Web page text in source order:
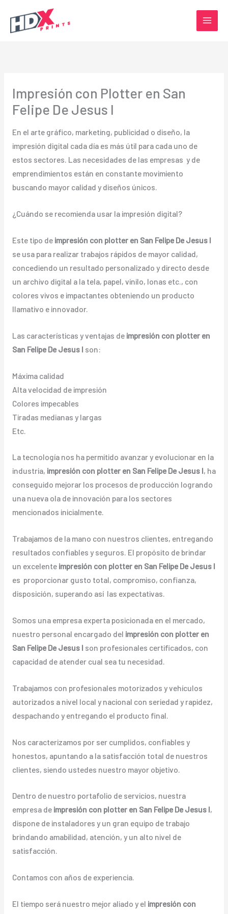
contenido
Impresión con Plotter en San
Felipe De Jesus I
En el arte gráfico, marketing, publicidad o diseño, la
impresión digital cada día es más útil para cada uno de
estos sectores. Las necesidades de las empresas y de
emprendimientos están en constante movimiento
buscando mayor calidad y diseños únicos.
¿Cuándo se recomienda usar la impresión digital?
Este tipo de impresión con plotter en San Felipe De Jesus I
se usa para realizar trabajos rápidos de mayor calidad,
concediendo un resultado personalizado y directo desde
un archivo digital a la tela, papel, vinilo, lonas etc., con
colores vivos e impactantes obteniendo un producto
llamativo e innovador.
Las características y ventajas de impresión con plotter en
San Felipe De Jesus I son:
Máxima calidad
Alta velocidad de impresión
Colores impecables
Tiradas medianas y largas
Etc.
La tecnología nos ha permitido avanzar y evolucionar en la
industria, impresión con plotter en San Felipe De Jesus I, ha
conseguido mejorar los procesos de producción logrando
una nueva ola de innovación para los sectores
mencionados inicialmente.
Trabajamos de la mano con nuestros clientes, entregando
resultados confiables y seguros. El propósito de brindar
un excelente impresión con plotter en San Felipe De Jesus I
es proporcionar gusto total, compromiso, confianza,
disposición, superando así las expectativas.
Somos una empresa experta posicionada en el mercado,
nuestro personal encargado del impresión con plotter en
San Felipe De Jesus I son profesionales certificados, con
capacidad de atender cual sea tu necesidad.
Trabajamos con profesionales motorizados y vehículos
autorizados a nivel local y nacional con seriedad y rapidez,
despachando y entregando el producto final.
Nos caracterizamos por ser cumplidos, confiables y
honestos, apuntando a la satisfacción total de nuestros
clientes, siendo ustedes nuestro mayor objetivo.
Dentro de nuestro portafolio de servicios, nuestra
empresa de impresión con plotter en San Felipe De Jesus I,
dispone de instaladores y un gran equipo de trabajo
brindando amabilidad, atención, y un alto nivel de
satisfacción.
Contamos con años de experiencia.
El tiempo será nuestro mejor aliado y el impresión con